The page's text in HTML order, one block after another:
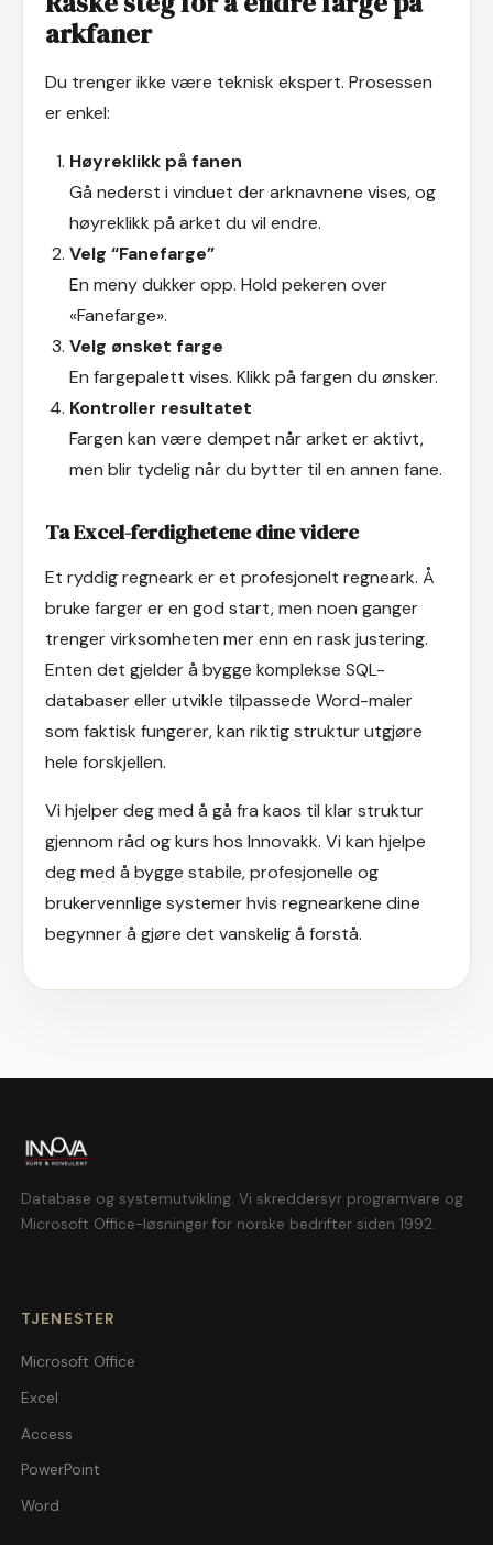
arkfaner
Du trenger ikke være teknisk ekspert. Prosessen
er enkel:
Høyreklikk på fanen
Gå nederst i vinduet der arknavnene vises, og
høyreklikk på arket du vil endre.
Velg “Fanefarge”
En meny dukker opp. Hold pekeren over
«Fanefarge».
Velg ønsket farge
En fargepalett vises. Klikk på fargen du ønsker.
Kontroller resultatet
Fargen kan være dempet når arket er aktivt,
men blir tydelig når du bytter til en annen fane.
Ta Excel-ferdighetene dine videre
Et ryddig regneark er et profesjonelt regneark. Å
bruke farger er en god start, men noen ganger
trenger virksomheten mer enn en rask justering.
Enten det gjelder å bygge komplekse SQL-
databaser eller utvikle tilpassede Word-maler
som faktisk fungerer, kan riktig struktur utgjøre
hele forskjellen.
Vi hjelper deg med å gå fra kaos til klar struktur
gjennom råd og kurs hos Innovakk. Vi kan hjelpe
deg med å bygge stabile, profesjonelle og
brukervennlige systemer hvis regnearkene dine
begynner å gjøre det vanskelig å forstå.
Database og systemutvikling. Vi skreddersyr programvare og
Microsoft Office-løsninger for norske bedrifter siden 1992.
TJENESTER
Microsoft Office
Excel
Access
PowerPoint
Word